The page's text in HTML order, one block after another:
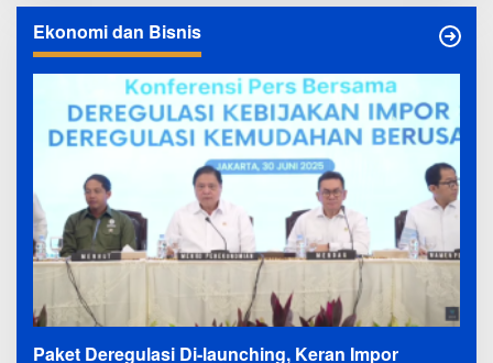
Ekonomi dan Bisnis
Paket Deregulasi Di-launching, Keran Impor